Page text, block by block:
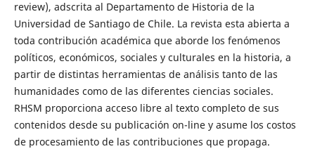
review), adscrita al Departamento de Historia de la
Universidad de Santiago de Chile. La revista esta abierta a
toda contribución académica que aborde los fenómenos
políticos, económicos, sociales y culturales en la historia, a
partir de distintas herramientas de análisis tanto de las
humanidades como de las diferentes ciencias sociales.
RHSM proporciona acceso libre al texto completo de sus
contenidos desde su publicación on-line y asume los costos
de procesamiento de las contribuciones que propaga.